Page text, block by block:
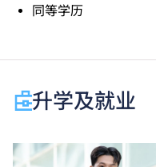
课程就业主导，学生
同等学历
升学及就业